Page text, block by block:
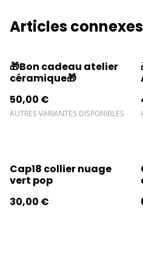
Articles connexes
🎁Bon cadeau atelier
céramique🎁
50,00 €
AUTRES VARIANTES DISPONIBLES
Cap18 collier nuage
vert pop
30,00 €